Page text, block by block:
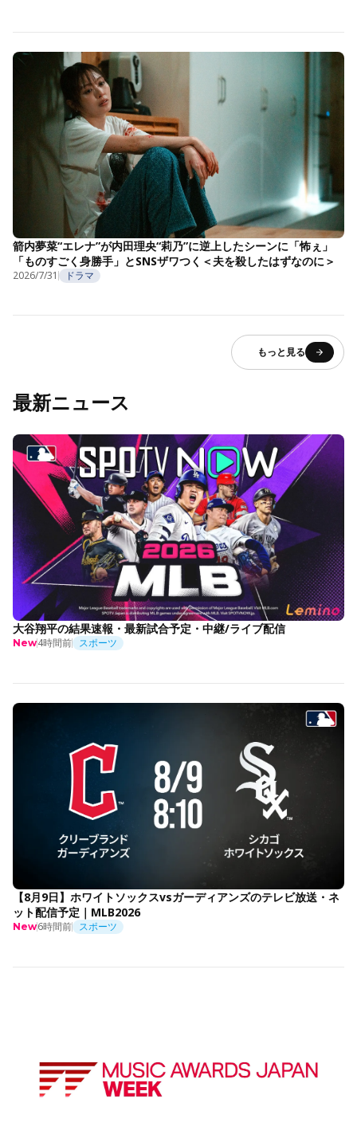
箭内夢菜“エレナ”が内田理央“莉乃”に逆上したシーンに「怖ぇ」
「ものすごく身勝手」とSNSザワつく＜夫を殺したはずなのに＞
2026/7/31 ドラマ
もっと見る
最新ニュース
大谷翔平の結果速報・最新試合予定・中継/ライブ配信
New4時間前 スポーツ
【8月9日】ホワイトソックスvsガーディアンズのテレビ放送・ネ
ット配信予定｜MLB2026
New6時間前 スポーツ